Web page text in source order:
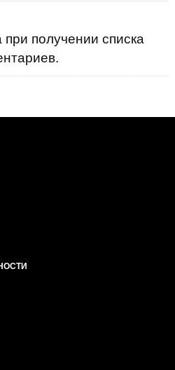
получении списка